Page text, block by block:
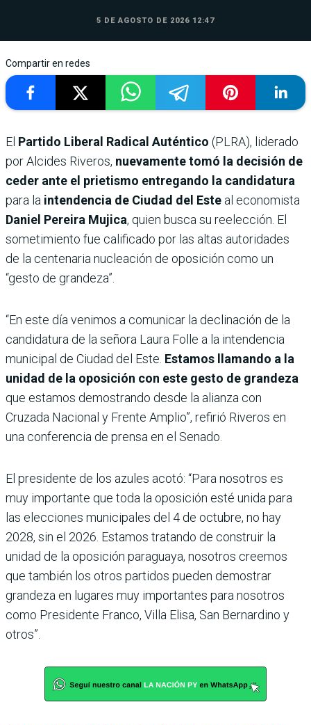
5 DE AGOSTO DE 2026 12:47
Compartir en redes
El Partido Liberal Radical Auténtico (PLRA), liderado
por Alcides Riveros, nuevamente tomó la decisión de
ceder ante el prietismo entregando la candidatura
para la intendencia de Ciudad del Este al economista
Daniel Pereira Mujica, quien busca su reelección. El
sometimiento fue calificado por las altas autoridades
de la centenaria nucleación de oposición como un
“gesto de grandeza”.
“En este día venimos a comunicar la declinación de la
candidatura de la señora Laura Folle a la intendencia
municipal de Ciudad del Este. Estamos llamando a la
unidad de la oposición con este gesto de grandeza
que estamos demostrando desde la alianza con
Cruzada Nacional y Frente Amplio”, refirió Riveros en
una conferencia de prensa en el Senado.
El presidente de los azules acotó: “Para nosotros es
muy importante que toda la oposición esté unida para
las elecciones municipales del 4 de octubre, no hay
2028, sin el 2026. Estamos tratando de construir la
unidad de la oposición paraguaya, nosotros creemos
que también los otros partidos pueden demostrar
grandeza en lugares muy importantes para nosotros
como Presidente Franco, Villa Elisa, San Bernardino y
otros”.